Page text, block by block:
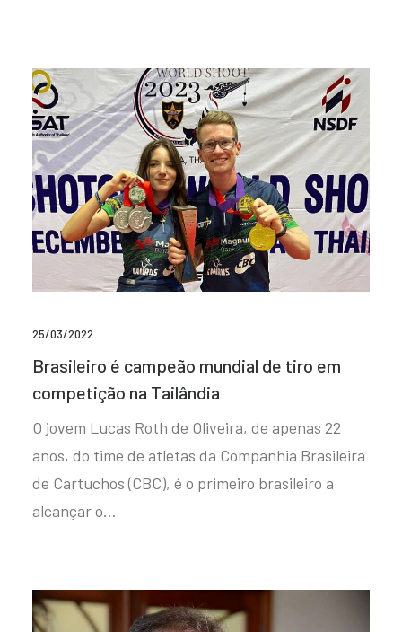
25/03/2022
Brasileiro é campeão mundial de tiro em
competição na Tailândia
O jovem Lucas Roth de Oliveira, de apenas 22
anos, do time de atletas da Companhia Brasileira
de Cartuchos (CBC), é o primeiro brasileiro a
alcançar o…